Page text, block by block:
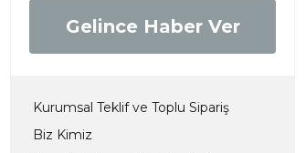
Gelince Haber Ver
Kurumsal Teklif ve Toplu Sipariş
Biz Kimiz